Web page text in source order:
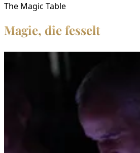
The Magic Table
Magie, die fesselt